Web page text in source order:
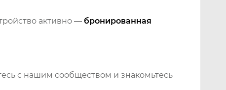
активно — бронированная
с нашим сообществом и знакомьтесь